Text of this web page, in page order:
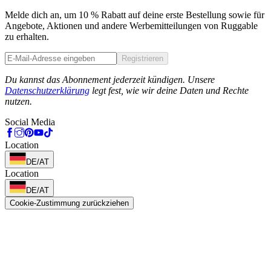
Melde dich an, um 10 % Rabatt auf deine erste Bestellung sowie für
Angebote, Aktionen und andere Werbemitteilungen von Ruggable
zu erhalten.
Registrieren
Du kannst das Abonnement jederzeit kündigen. Unsere
Datenschutzerklärung legt fest, wie wir deine Daten und Rechte
nutzen.
Social Media
Location
DE/AT
Location
DE/AT
Cookie-Zustimmung zurückziehen